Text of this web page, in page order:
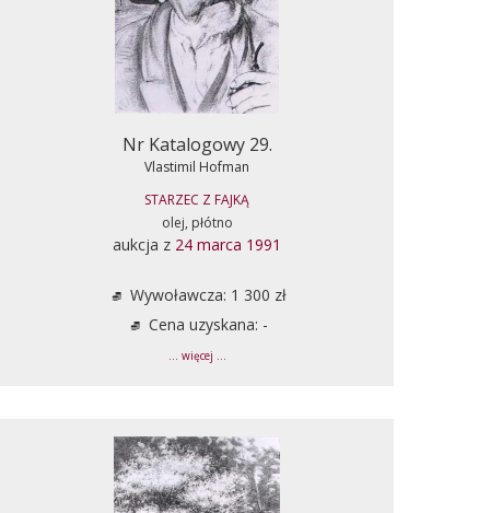
Nr Katalogowy 29.
Vlastimil Hofman
STARZEC Z FAJKĄ
olej, płótno
aukcja z 24 marca 1991
Wywoławcza: 1 300 zł
Cena uzyskana: -
... więcej ...